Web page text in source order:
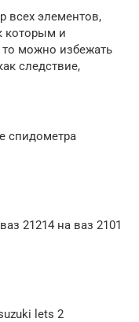
всех элементов,
которым и
то можно избежать
следствие,
спидометра
21214 на ваз 2101
lets 2